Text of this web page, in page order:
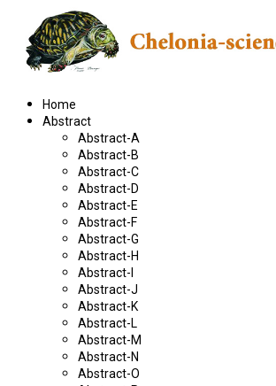
Home
Abstract
Abstract-A
Abstract-B
Abstract-C
Abstract-D
Abstract-E
Abstract-F
Abstract-G
Abstract-H
Abstract-I
Abstract-J
Abstract-K
Abstract-L
Abstract-M
Abstract-N
Abstract-O